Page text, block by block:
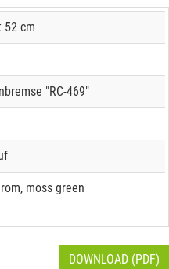
52 cm
"RC-469"
moss green
DOWNLOAD (PDF)